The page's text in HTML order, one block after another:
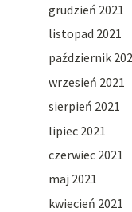
grudzień 2021
listopad 2021
październik
wrzesień 2021
sierpień 2021
lipiec 2021
czerwiec 2021
maj 2021
kwiecień 2021